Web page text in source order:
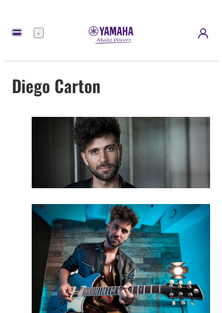
Menú
Diego Carton